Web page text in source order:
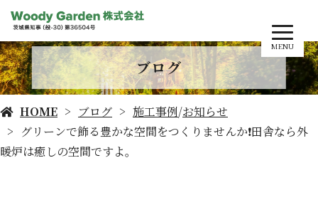
MENU
ブログ
HOME ブログ 施工事例/お知らせ
グリーンで飾る豊かな空間をつくりませんか❗️田舎なら外
暖炉は癒しの空間ですよ。